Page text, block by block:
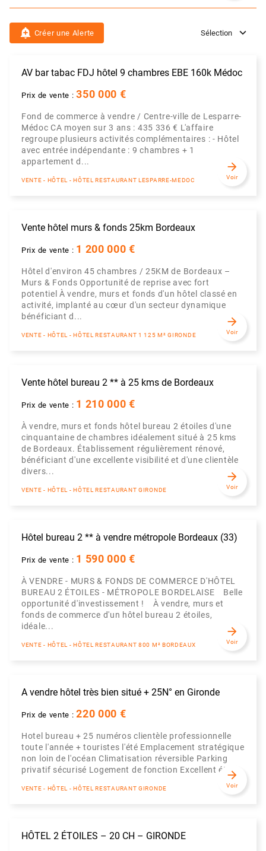
add_alert Créer une Alerte Sélection
AV bar tabac FDJ hôtel 9 chambres EBE 160k Médoc
Prix de vente :350 000 €
Fond de commerce à vendre / Centre-ville de Lesparre-
Médoc CA moyen sur 3 ans : 435 336 € L'affaire
regroupe plusieurs activités complémentaires : - Hôtel
avec entrée indépendante : 9 chambres + 1
appartement d...
VENTE - HÔTEL - HÔTEL RESTAURANT LESPARRE-MEDOC
arrow_forward
Voir
Vente hôtel murs & fonds 25km Bordeaux
Prix de vente : 1 200 000 €
Hôtel d'environ 45 chambres / 25KM de Bordeaux –
Murs & Fonds Opportunité de reprise avec fort
potentiel À vendre, murs et fonds d'un hôtel classé en
activité, implanté au cœur d'un secteur dynamique
bénéficiant d...
VENTE - HÔTEL - HÔTEL RESTAURANT 1 125 M² GIRONDE
arrow_forward
Voir
Vente hôtel bureau 2 ** à 25 kms de Bordeaux
Prix de vente : 1 210 000 €
À vendre, murs et fonds hôtel bureau 2 étoiles d'une
cinquantaine de chambres idéalement situé à 25 kms
de Bordeaux. Établissement régulièrement rénové,
bénéficiant d'une excellente visibilité et d'une clientèle
divers...
VENTE - HÔTEL - HÔTEL RESTAURANT GIRONDE
arrow_forward
Voir
Hôtel bureau 2 ** à vendre métropole Bordeaux (33)
Prix de vente : 1 590 000 €
À VENDRE - MURS & FONDS DE COMMERCE D'HÔTEL
BUREAU 2 ÉTOILES - MÉTROPOLE BORDELAISE Belle
opportunité d'investissement ! À vendre, murs et
fonds de commerce d'un hôtel bureau 2 étoiles,
idéale...
VENTE - HÔTEL - HÔTEL RESTAURANT 800 M² BORDEAUX
arrow_forward
Voir
A vendre hôtel très bien situé + 25N° en Gironde
Prix de vente :220 000 €
Hotel bureau + 25 numéros clientèle professionnelle
toute l'année + touristes l'été Emplacement stratégique
non loin de l'océan Climatisation réversible Parking
privatif sécurisé Logement de fonction Excellent éta...
VENTE - HÔTEL - HÔTEL RESTAURANT GIRONDE
arrow_forward
Voir
HÔTEL 2 ÉTOILES – 20 CH – GIRONDE